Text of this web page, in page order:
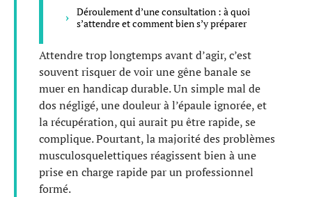
Déroulement d’une consultation : à quoi
s’attendre et comment bien s’y préparer
Attendre trop longtemps avant d’agir, c’est
souvent risquer de voir une gêne banale se
muer en handicap durable. Un simple mal de
dos négligé, une douleur à l’épaule ignorée, et
la récupération, qui aurait pu être rapide, se
complique. Pourtant, la majorité des problèmes
musculosquelettiques réagissent bien à une
prise en charge rapide par un professionnel
formé.